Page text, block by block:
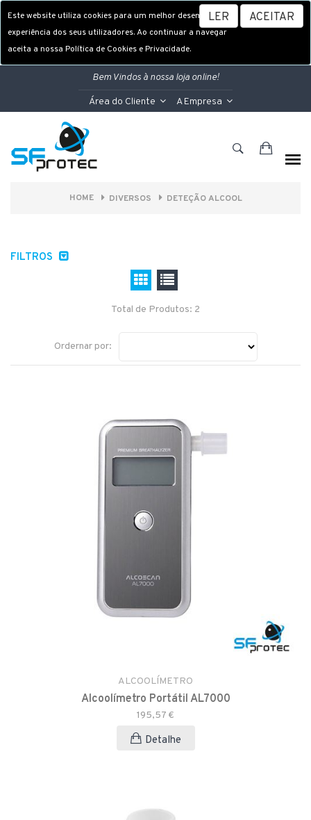
Este website utiliza cookies para um melhor desempenho e
experiência dos seus utilizadores. Ao continuar a navegar
aceita a nossa Política de Cookies e Privacidade.
LER ACEITAR
Bem Vindos à nossa loja online!
Área do Cliente A Empresa
HOME DIVERSOS DETEÇÃO ALCOOL
FILTROS
Total de Produtos: 2
Ordernar por:
ALCOOLÍMETRO
Alcoolímetro Portátil AL7000
195,57 €
Detalhe